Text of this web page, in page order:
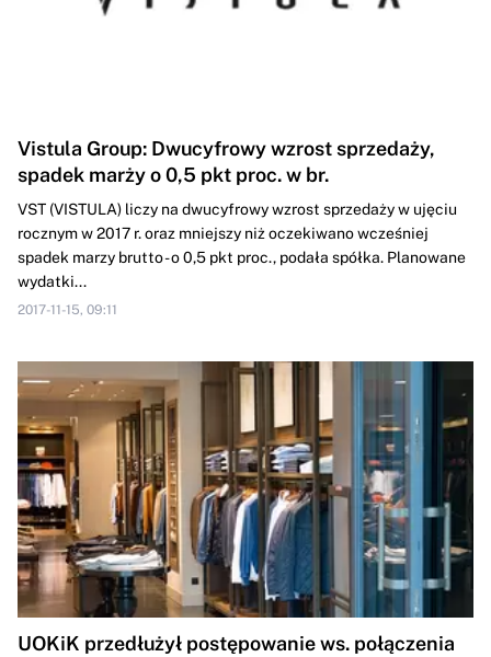
Vistula Group: Dwucyfrowy wzrost sprzedaży,
spadek marży o 0,5 pkt proc. w br.
VST (VISTULA) liczy na dwucyfrowy wzrost sprzedaży w ujęciu
rocznym w 2017 r. oraz mniejszy niż oczekiwano wcześniej
spadek marzy brutto - o 0,5 pkt proc., podała spółka. Planowane
wydatki...
2017-11-15, 09:11
UOKiK przedłużył postępowanie ws. połączenia